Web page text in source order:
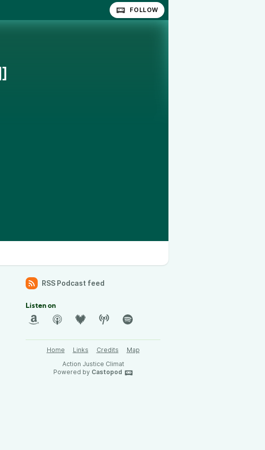
FOLLOW
RSS Podcast feed
Listen on
Home Links Credits
Map
Action Justice Climat
Powered by Castopod